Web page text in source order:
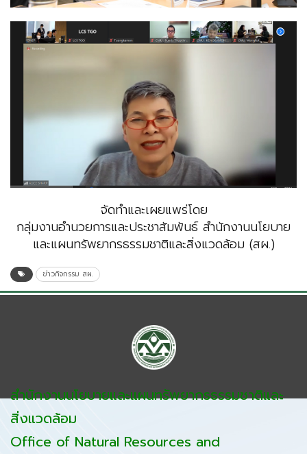
จัดทำและเผยแพร่โดย
กลุ่มงานอำนวยการและประชาสัมพันธ์ สำนักงานนโยบาย
และแผนทรัพยากรธรรมชาติและสิ่งแวดล้อม (สผ.)
ข่าวกิจกรรม สผ.
สำนักงานนโยบายและแผนทรัพยากรธรรมชาติและ
สิ่งแวดล้อม
Office of Natural Resources and